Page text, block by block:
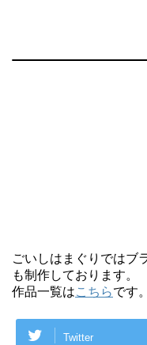
ごいしはまぐりではブ
も制作しております。
作品一覧はこちらです。
Twitter